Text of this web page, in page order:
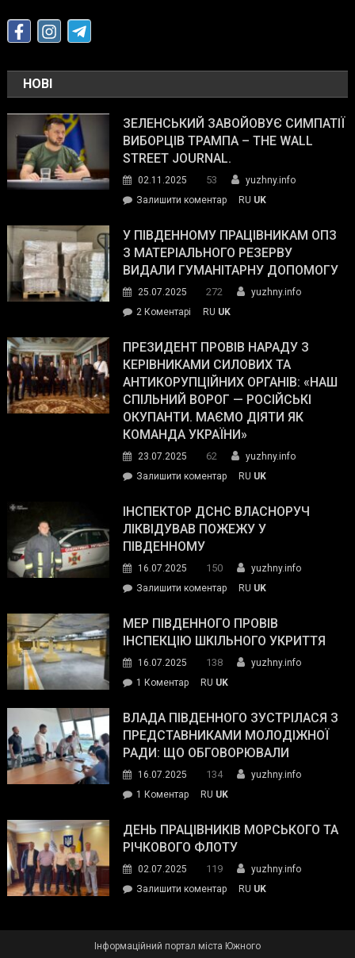
НОВІ
ЗЕЛЕНСЬКИЙ ЗАВОЙОВУЄ СИМПАТІЇ
ВИБОРЦІВ ТРАМПА – THE WALL
STREET JOURNAL.
02.11.2025 53
yuzhny.info
Залишити коментарon
завойовує
симпатії
виборців
The
Street
Journal.
RU UK
У ПІВДЕННОМУ ПРАЦІВНИКАМ ОПЗ
З МАТЕРІАЛЬНОГО РЕЗЕРВУ
ВИДАЛИ ГУМАНІТАРНУ ДОПОМОГУ
25.07.2025 272
yuzhny.info
2 Коментарі
Південному
працівникам
ОПЗ
з
матеріального
резерву
гуманітарну
допомогу
RU UK
ПРЕЗИДЕНТ ПРОВІВ НАРАДУ З
КЕРІВНИКАМИ СИЛОВИХ ТА
АНТИКОРУПЦІЙНИХ ОРГАНІВ: «НАШ
СПІЛЬНИЙ ВОРОГ — РОСІЙСЬКІ
ОКУПАНТИ. МАЄМО ДІЯТИ ЯК
КОМАНДА УКРАЇНИ»
23.07.2025 62
yuzhny.info
Залишити коментарon
провів
нараду
силових
та
органів:
«Наш
спільний
окупанти.
Маємо
діяти
команда
RU UK
ІНСПЕКТОР ДСНС ВЛАСНОРУЧ
ЛІКВІДУВАВ ПОЖЕЖУ У
ПІВДЕННОМУ
16.07.2025 150
yuzhny.info
Залишити коментарon
ДСНС
власноруч
пожежу
у
RU UK
МЕР ПІВДЕННОГО ПРОВІВ
ІНСПЕКЦІЮ ШКІЛЬНОГО УКРИТТЯ
16.07.2025 138
yuzhny.info
1 Коментардо
Південного
провів
інспекцію
укриття
RU UK
ВЛАДА ПІВДЕННОГО ЗУСТРІЛАСЯ З
ПРЕДСТАВНИКАМИ МОЛОДІЖНОЇ
РАДИ: ЩО ОБГОВОРЮВАЛИ
16.07.2025 134
yuzhny.info
1 Коментардо
Південного
зустрілася
представниками
молодіжної
обговорювали
RU UK
ДЕНЬ ПРАЦІВНИКІВ МОРСЬКОГО ТА
РІЧКОВОГО ФЛОТУ
02.07.2025 119
yuzhny.info
Залишити коментарon
RU UK
Інформаційний портал міста Южного